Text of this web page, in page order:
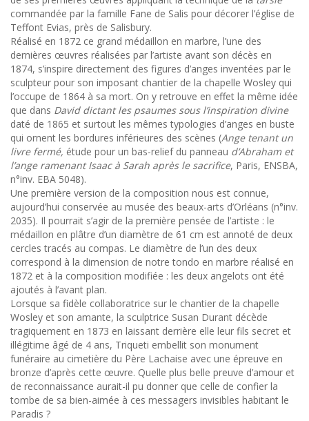
commandée par la famille Fane de Salis pour décorer l’église de
Teffont Evias, près de Salisbury.
Réalisé en 1872 ce grand médaillon en marbre, l’une des
dernières œuvres réalisées par l’artiste avant son décès en
1874, s’inspire directement des figures d’anges inventées par le
sculpteur pour son imposant chantier de la chapelle Wosley qui
l’occupe de 1864 à sa mort. On y retrouve en effet la même idée
que dans David dictant les psaumes sous l’inspiration divine
daté de 1865 et surtout les mêmes typologies d’anges en buste
qui ornent les bordures inférieures des scènes (Ange tenant un
livre fermé, étude pour un bas-relief du panneau d’Abraham et
l’ange ramenant Isaac à Sarah après le sacrifice, Paris, ENSBA,
n°inv. EBA 5048).
Une première version de la composition nous est connue,
aujourd’hui conservée au musée des beaux-arts d’Orléans (n°inv.
2035). Il pourrait s’agir de la première pensée de l’artiste : le
médaillon en plâtre d’un diamètre de 61 cm est annoté de deux
cercles tracés au compas. Le diamètre de l’un des deux
correspond à la dimension de notre tondo en marbre réalisé en
1872 et à la composition modifiée : les deux angelots ont été
ajoutés à l’avant plan.
Lorsque sa fidèle collaboratrice sur le chantier de la chapelle
Wosley et son amante, la sculptrice Susan Durant décède
tragiquement en 1873 en laissant derrière elle leur fils secret et
illégitime âgé de 4 ans, Triqueti embellit son monument
funéraire au cimetière du Père Lachaise avec une épreuve en
bronze d’après cette œuvre. Quelle plus belle preuve d’amour et
de reconnaissance aurait-il pu donner que celle de confier la
tombe de sa bien-aimée à ces messagers invisibles habitant le
Paradis ?